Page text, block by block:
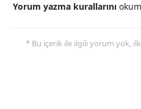
Yorum yazma kurallarını
* Bu içerik ile ilgili yorum yok,